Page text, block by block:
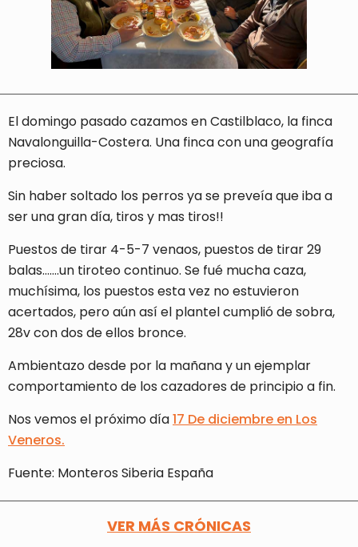
El domingo pasado cazamos en Castilblaco, la finca
Navalonguilla-Costera. Una finca con una geografía
preciosa.
Sin haber soltado los perros ya se preveía que iba a
ser una gran día, tiros y mas tiros!!
Puestos de tirar 4-5-7 venaos, puestos de tirar 29
balas…….un tiroteo continuo. Se fué mucha caza,
muchísima, los puestos esta vez no estuvieron
acertados, pero aún así el plantel cumplió de sobra,
28v con dos de ellos bronce.
Ambientazo desde por la mañana y un ejemplar
comportamiento de los cazadores de principio a fin.
Nos vemos el próximo día17 De diciembre en Los
Veneros.
Fuente: Monteros Siberia España
VER MÁS CRÓNICAS